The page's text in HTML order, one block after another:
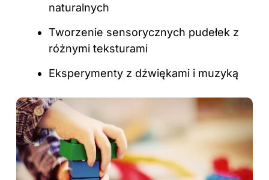
naturalnych
Tworzenie sensorycznych pudełek z
różnymi teksturami
Eksperymenty z dźwiękami i muzyką